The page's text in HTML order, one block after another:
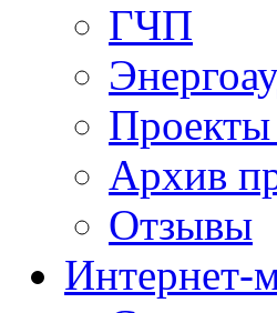
ГЧП
Архив
Отзывы
Интернет-